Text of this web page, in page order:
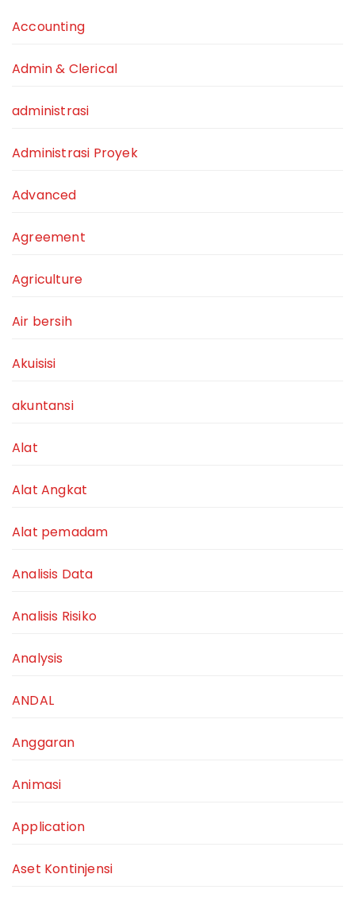
Accounting
Admin & Clerical
administrasi
Administrasi Proyek
Advanced
Agreement
Agriculture
Air bersih
Akuisisi
akuntansi
Alat
Alat Angkat
Alat pemadam
Analisis Data
Analisis Risiko
Analysis
ANDAL
Anggaran
Animasi
Application
Aset Kontinjensi